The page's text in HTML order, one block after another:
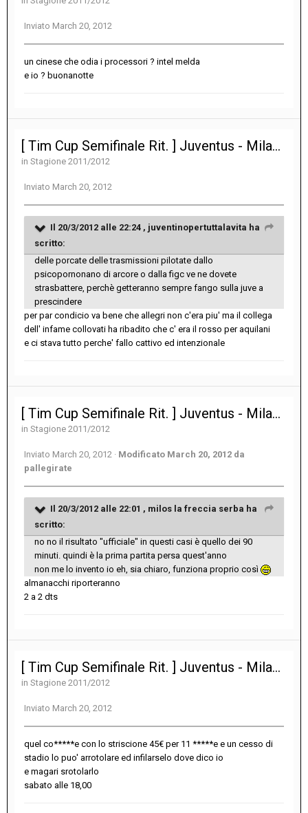
Inviato March 20, 2012
un cinese che odia i processori ? intel melda
e io ? buonanotte
[ Tim Cup Semifinale Rit. ] Juventus - Milan 2-2
in Stagione 2011/2012
Inviato March 20, 2012
Il 20/3/2012 alle 22:24 , juventinopertuttalavita ha
scritto:
delle porcate delle trasmissioni pilotate dallo
psicopornonano di arcore o dalla figc ve ne dovete
strasbattere, perchè getteranno sempre fango sulla juve a
prescindere
per par condicio va bene che allegri non c'era piu' ma il collega
dell' infame collovati ha ribadito che c' era il rosso per aquilani
e ci stava tutto perche' fallo cattivo ed intenzionale
[ Tim Cup Semifinale Rit. ] Juventus - Milan 2-2
in Stagione 2011/2012
Inviato March 20, 2012 · Modificato March 20, 2012 da
pallegirate
Il 20/3/2012 alle 22:01 , milos la freccia serba ha
scritto:
no no il risultato "ufficiale" in questi casi è quello dei 90
minuti. quindi è la prima partita persa quest'anno
non me lo invento io eh, sia chiaro, funziona proprio così
almanacchi riporteranno
2 a 2 dts
[ Tim Cup Semifinale Rit. ] Juventus - Milan 2-2
in Stagione 2011/2012
Inviato March 20, 2012
quel co*****e con lo striscione 45€ per 11 *****e e un cesso di
stadio lo puo' arrotolare ed infilarselo dove dico io
e magari srotolarlo
sabato alle 18,00